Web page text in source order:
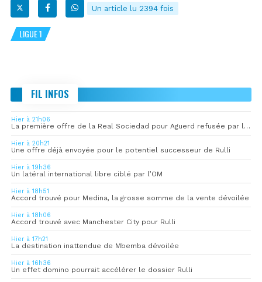
Un article lu 2394 fois
LIGUE 1
FIL INFOS
Hier à 21h06
La première offre de la Real Sociedad pour Aguerd refusée par l’OM
Hier à 20h21
Une offre déjà envoyée pour le potentiel successeur de Rulli
Hier à 19h36
Un latéral international libre ciblé par l’OM
Hier à 18h51
Accord trouvé pour Medina, la grosse somme de la vente dévoilée
Hier à 18h06
Accord trouvé avec Manchester City pour Rulli
Hier à 17h21
La destination inattendue de Mbemba dévoilée
Hier à 16h36
Un effet domino pourrait accélérer le dossier Rulli